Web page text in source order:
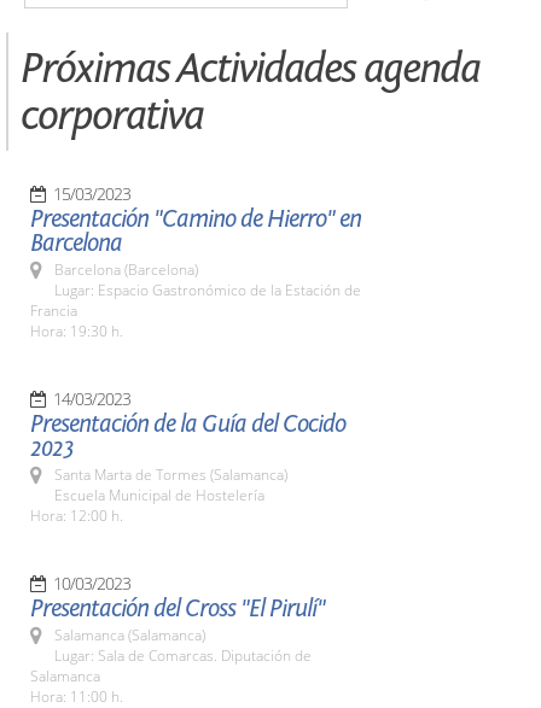
Próximas Actividades agenda
corporativa
15/03/2023
Presentación "Camino de Hierro" en
Barcelona
Barcelona (Barcelona)
Lugar: Espacio Gastronómico de la Estación de
Francia
Hora: 19:30 h.
14/03/2023
Presentación de la Guía del Cocido
2023
Santa Marta de Tormes (Salamanca)
Escuela Municipal de Hostelería
Hora: 12:00 h.
10/03/2023
Presentación del Cross "El Pirulí"
Salamanca (Salamanca)
Lugar: Sala de Comarcas. Diputación de
Salamanca
Hora: 11:00 h.